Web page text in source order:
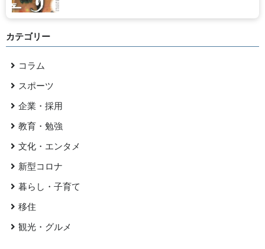
カテゴリー
コラム
スポーツ
企業・採用
教育・勉強
文化・エンタメ
新型コロナ
暮らし・子育て
移住
観光・グルメ